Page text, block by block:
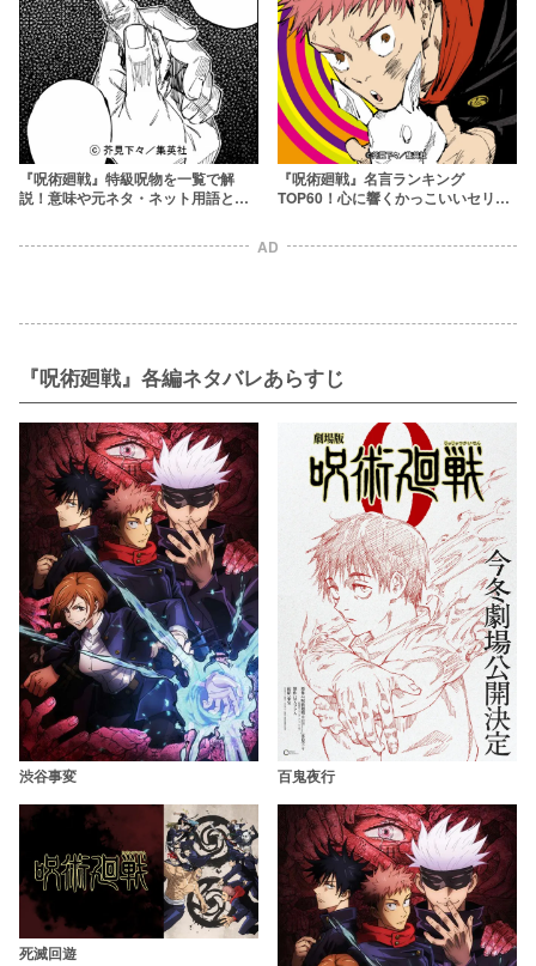
『呪術廻戦』特級呪物を一覧で解
説！意味や元ネタ・ネット用語とし
『呪術廻戦』名言ランキング
TOP60！心に響くかっこいいセリフ
AD
『呪術廻戦』各編ネタバレあらすじ
渋谷事変 百鬼夜行
死滅回遊